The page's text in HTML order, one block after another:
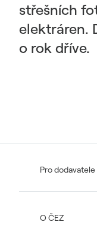
střešních
elektráren.
o rok dříve.
Pro dodavatele
O ČEZ